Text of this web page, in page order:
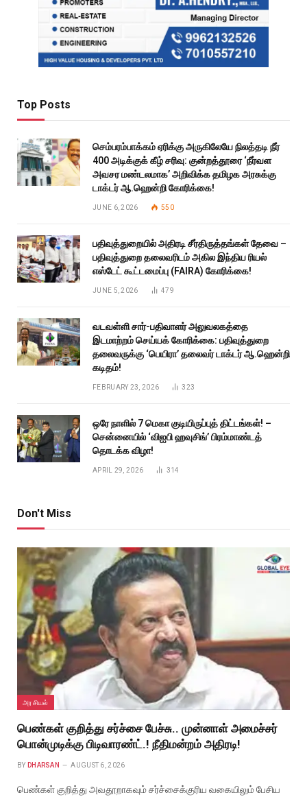
Top Posts
செம்பரம்பாக்கம் ஏரிக்கு அருகிலேயே நிலத்தடி நீர்
400 அடிக்குக் கீழ் சரிவு: குன்றத்தூரை ‘நீர்வள
அவசர மண்டலமாக’ அறிவிக்க தமிழக அரசுக்கு
டாக்டர் ஆ.ஹென்றி கோரிக்கை!
JUNE 6, 2026 550
பதிவுத்துறையில் அதிரடி சீர்திருத்தங்கள் தேவை –
பதிவுத்துறை தலைவரிடம் அகில இந்திய ரியல்
எஸ்டேட் கூட்டமைப்பு (FAIRA) கோரிக்கை!
JUNE 5, 2026 479
வடவள்ளி சார்-பதிவாளர் அலுவலகத்தை
இடமாற்றம் செய்யக் கோரிக்கை: பதிவுத்துறை
தலைவருக்கு ‘பெயிரா’ தலைவர் டாக்டர் ஆ.ஹென்றி
கடிதம்!
FEBRUARY 23, 2026 323
ஒரே நாளில் 7 மெகா குடியிருப்புத் திட்டங்கள்! –
சென்னையில் ‘விஐபி ஹவுசிங்’ பிரம்மாண்டத்
தொடக்க விழா!
APRIL 29, 2026 314
Don't Miss
அரசியல்
பெண்கள் குறித்து சர்ச்சை பேச்சு.. முன்னாள் அமைச்சர்
பொன்முடிக்கு பிடிவாரண்ட்.! நீதிமன்றம் அதிரடி!
BY DHARSAN AUGUST 6, 2026
பெண்கள் குறித்து அவதூறாகவும் சர்ச்சைக்குரிய வகையிலும் பேசிய